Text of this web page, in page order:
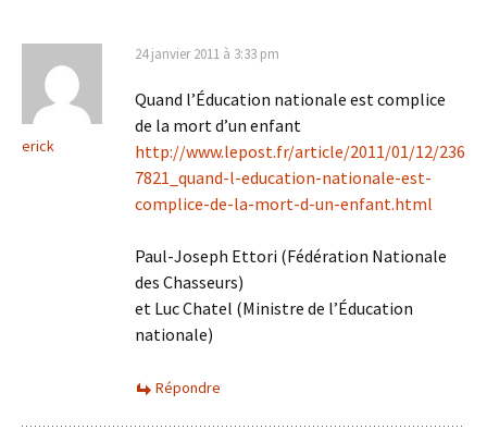
erick
24 janvier 2011 à 3:33 pm
Quand l’Éducation nationale est complice
de la mort d’un enfant
http://www.lepost.fr/article/2011/01/12/236
7821_quand-l-education-nationale-est-
complice-de-la-mort-d-un-enfant.html
Paul-Joseph Ettori (Fédération Nationale
des Chasseurs)
et Luc Chatel (Ministre de l’Éducation
nationale)
Répondre